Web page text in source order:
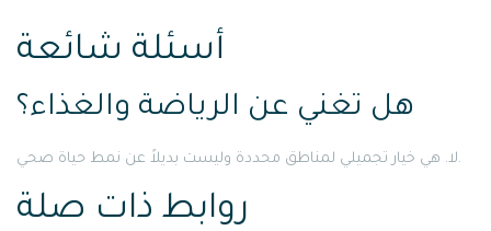
أسئلة شائعة
هل تغني عن الرياضة والغذاء؟
لا. هي خيار تجميلي لمناطق محددة وليست بديلاً عن نمط حياة صحي.
روابط ذات صلة